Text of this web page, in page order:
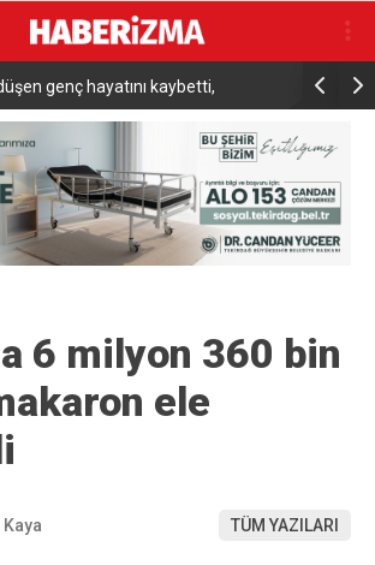
genç hayatını kaybetti,
verildi
Aile ve
6 milyon 360 bin
ele
TÜM YAZILARI